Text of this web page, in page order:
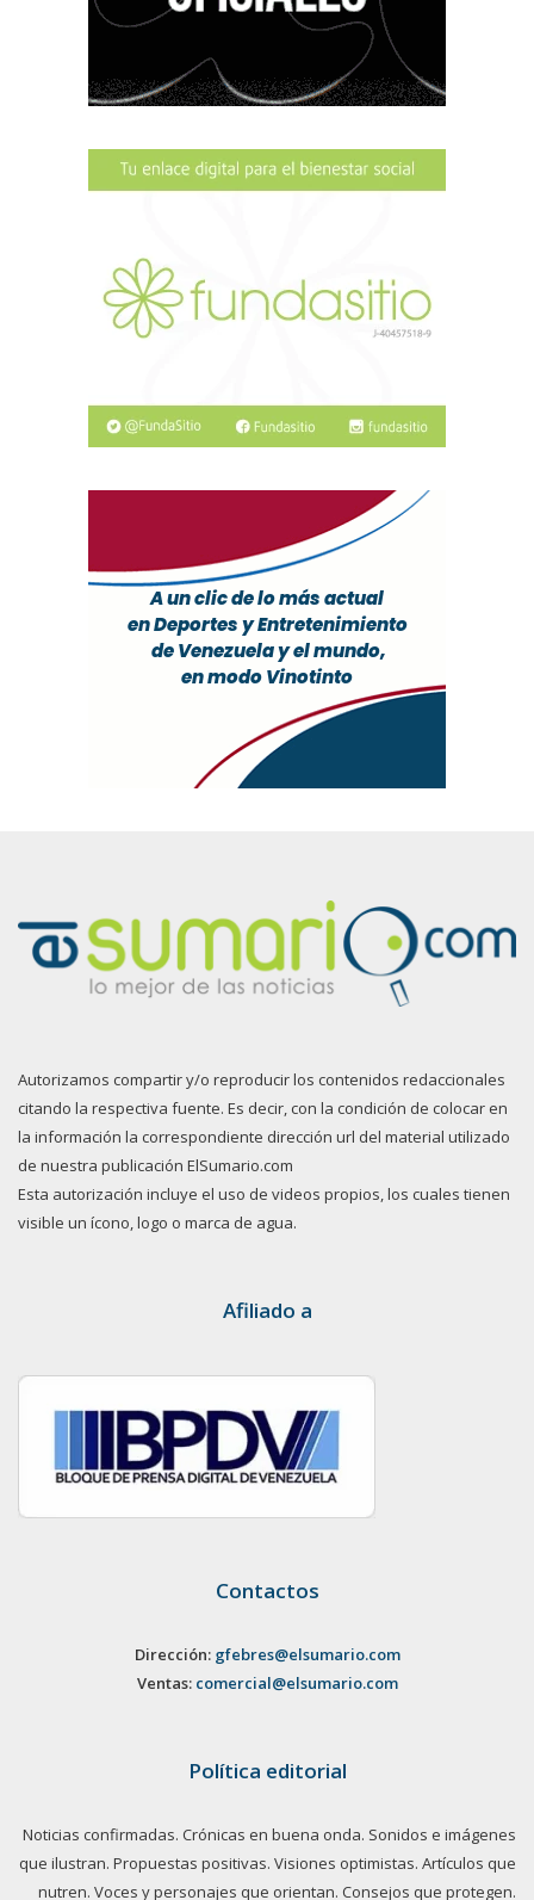
Autorizamos compartir y/o reproducir los contenidos redaccionales
citando la respectiva fuente. Es decir, con la condición de colocar en
la información la correspondiente dirección url del material utilizado
de nuestra publicación ElSumario.com
Esta autorización incluye el uso de videos propios, los cuales tienen
visible un ícono, logo o marca de agua.
Afiliado a
Contactos
Dirección: gfebres@elsumario.com
Ventas: comercial@elsumario.com
Política editorial
Noticias confirmadas. Crónicas en buena onda. Sonidos e imágenes
que ilustran. Propuestas positivas. Visiones optimistas. Artículos que
nutren. Voces y personajes que orientan. Consejos que protegen.